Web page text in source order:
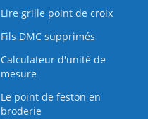
Lire grille point de croix
Fils DMC supprimés
Calculateur d'unité de
mesure
Le point de feston en
broderie